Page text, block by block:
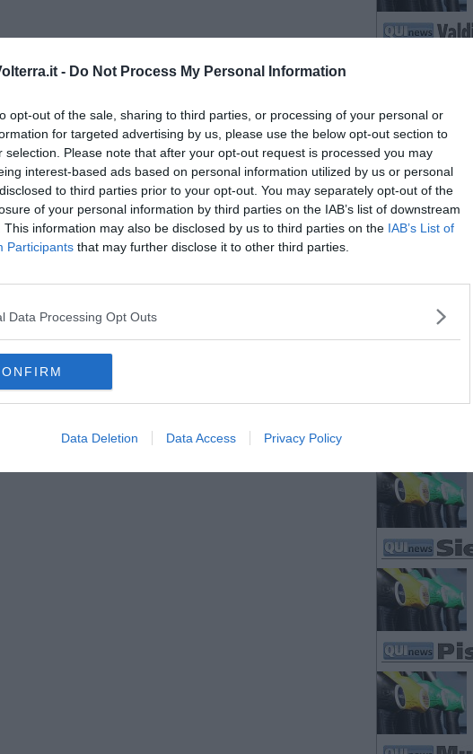
- Do Not Process My Personal Information
opt-out of the sale, sharing to third parties, or processing of your personal or
for targeted advertising by us, please use the below opt-out section to
selection. Please note that after your opt-out request is processed you may
interest-based ads based on personal information utilized by us or personal
to third parties prior to your opt-out. You may separately opt-out of the
of your personal information by third parties on the IAB’s list of downstream
This information may also be disclosed by us to third parties on the IAB’s List of
Participants that may further disclose it to other third parties.
Data Processing Opt Outs
Data Deletion Data Access Privacy Policy